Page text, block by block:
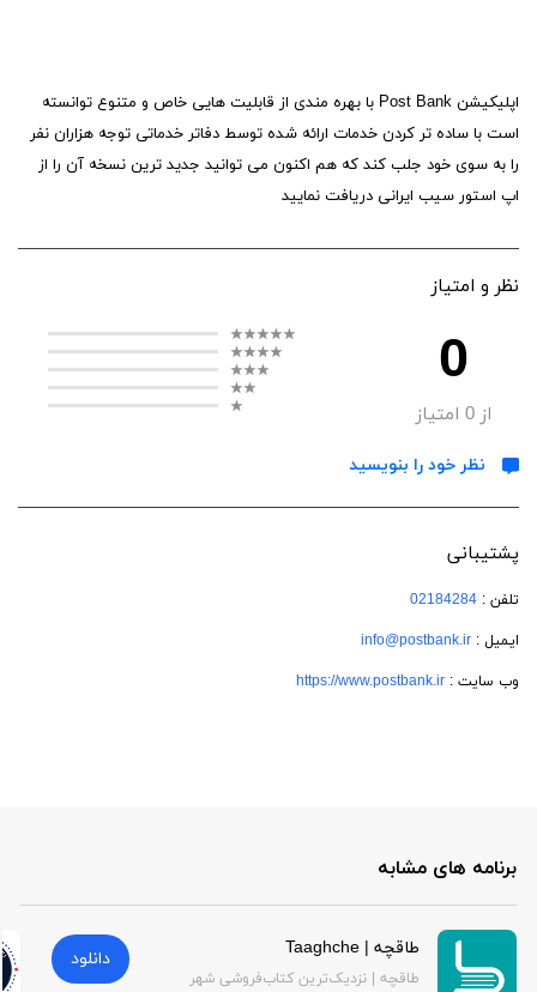
اپلیکیشن Post Bank با بهره مندی از قابلیت هایی خاص و متنوع توانسته
است با ساده تر کردن خدمات ارائه شده توسط دفاتر خدماتی توجه هزاران نفر
را به سوی خود جلب کند که هم اکنون می توانید جدید ترین نسخه آن را از
اپ استور سیب ایرانی دریافت نمایید
نظر و امتیاز
0
از0 امتیاز
نظر خود را بنویسید
پشتیبانی
تلفن : 02184284
ایمیل : info@postbank.ir
وب سایت : https://www.postbank.ir
برنامه های مشابه
طاقچه | Taaghche
طاقچه | نزدیک‌ترین کتاب‌فروشی شهر
دانلود